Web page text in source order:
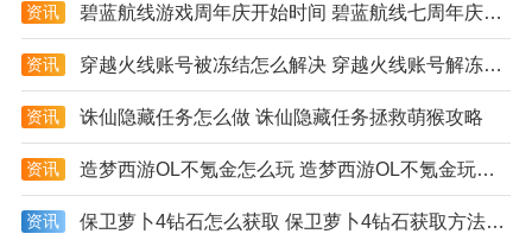
资讯 碧蓝航线游戏周年庆开始时间 碧蓝航线七周年庆具体日期详解
资讯 穿越火线账号被冻结怎么解决 穿越火线账号解冻方法大全
资讯 诛仙隐藏任务怎么做 诛仙隐藏任务拯救萌猴攻略
资讯 造梦西游OL不氪金怎么玩 造梦西游OL不氪金玩法技巧分享
资讯 保卫萝卜4钻石怎么获取 保卫萝卜4钻石获取方法分享